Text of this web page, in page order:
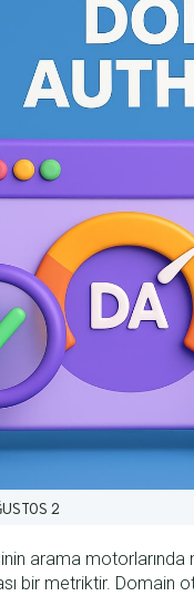
2
arama
bir metriktir.